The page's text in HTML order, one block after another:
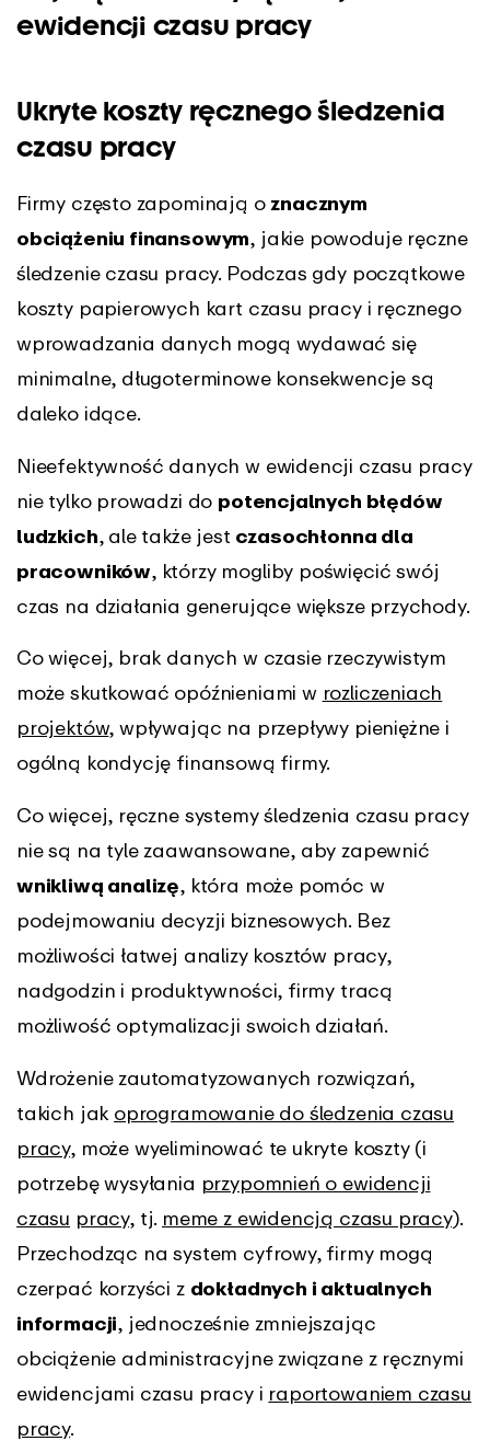
ewidencji czasu pracy
Ukryte koszty ręcznego śledzenia
czasu pracy
Firmy często zapominają o znacznym
obciążeniu finansowym, jakie powoduje ręczne
śledzenie czasu pracy. Podczas gdy początkowe
koszty papierowych kart czasu pracy i ręcznego
wprowadzania danych mogą wydawać się
minimalne, długoterminowe konsekwencje są
daleko idące.
Nieefektywność danych w ewidencji czasu pracy
nie tylko prowadzi do potencjalnych błędów
ludzkich, ale także jest czasochłonna dla
pracowników, którzy mogliby poświęcić swój
czas na działania generujące większe przychody.
Co więcej, brak danych w czasie rzeczywistym
może skutkować opóźnieniami w rozliczeniach
projektów, wpływając na przepływy pieniężne i
ogólną kondycję finansową firmy.
Co więcej, ręczne systemy śledzenia czasu pracy
nie są na tyle zaawansowane, aby zapewnić
wnikliwą analizę, która może pomóc w
podejmowaniu decyzji biznesowych. Bez
możliwości łatwej analizy kosztów pracy,
nadgodzin i produktywności, firmy tracą
możliwość optymalizacji swoich działań.
Wdrożenie zautomatyzowanych rozwiązań,
takich jak oprogramowanie do śledzenia czasu
pracy, może wyeliminować te ukryte koszty (i
potrzebę wysyłania przypomnień o ewidencji
czasu pracy, tj. meme z ewidencją czasu pracy).
Przechodząc na system cyfrowy, firmy mogą
czerpać korzyści z dokładnych i aktualnych
informacji, jednocześnie zmniejszając
obciążenie administracyjne związane z ręcznymi
ewidencjami czasu pracy i raportowaniem czasu
pracy.